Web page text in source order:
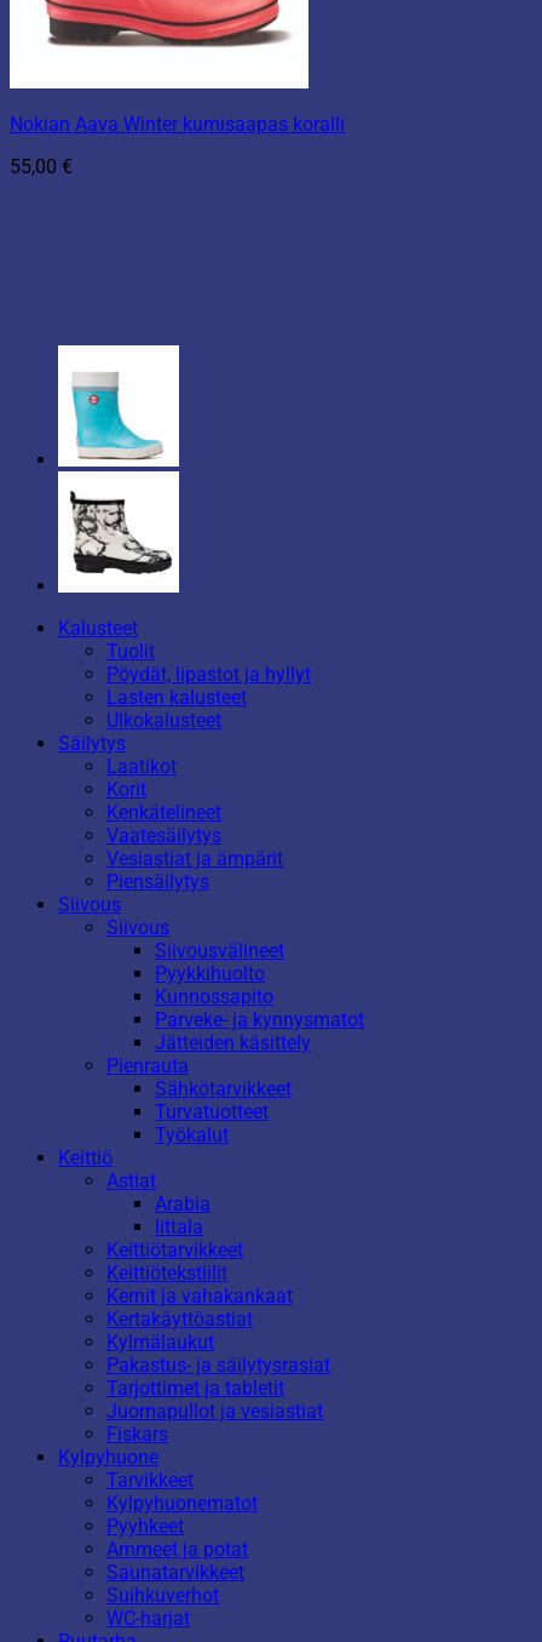
Nokian Aava Winter kumisaapas koralli
55,00 €
Kalusteet
Tuolit
Pöydät, lipastot ja hyllyt
Lasten kalusteet
Ulkokalusteet
Säilytys
Laatikot
Korit
Kenkätelineet
Vaatesäilytys
Vesiastiat ja ämpärit
Piensäilytys
Siivous
Siivous
Siivousvälineet
Pyykkihuolto
Kunnossapito
Parveke- ja kynnysmatot
Jätteiden käsittely
Pienrauta
Sähkötarvikkeet
Turvatuotteet
Työkalut
Keittiö
Astiat
Arabia
Iittala
Keittiötarvikkeet
Keittiötekstiilit
Kernit ja vahakankaat
Kertakäyttöastiat
Kylmälaukut
Pakastus- ja säilytysrasiat
Tarjottimet ja tabletit
Juomapullot ja vesiastiat
Fiskars
Kylpyhuone
Tarvikkeet
Kylpyhuonematot
Pyyhkeet
Ammeet ja potat
Saunatarvikkeet
Suihkuverhot
WC-harjat